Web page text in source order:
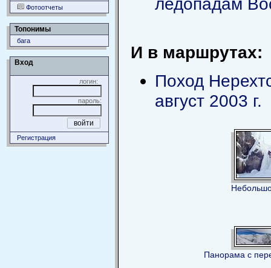
Фотоотчеты
Топонимы
бага
Вход
логин:
пароль:
Регистрация
И в маршрутах:
Поход
август 2003 г.
Панорама с